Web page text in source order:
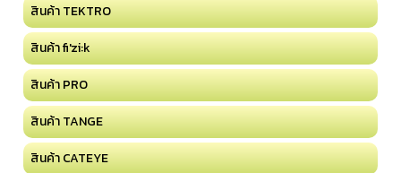
สินค้า TEKTRO
สินค้า fi'zi:k
สินค้า PRO
สินค้า TANGE
สินค้า CATEYE